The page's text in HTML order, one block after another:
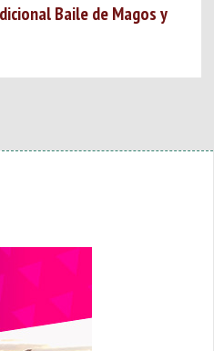
Baile de Magos y